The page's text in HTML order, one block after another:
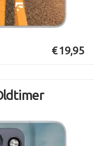
€ 19,95